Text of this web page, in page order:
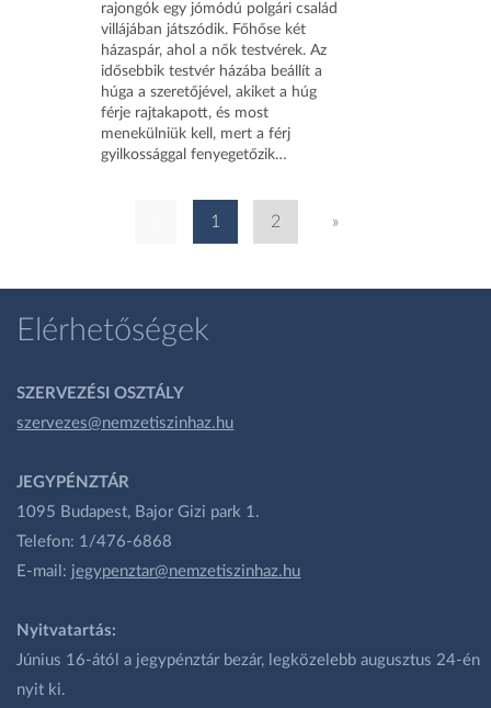
rajongók egy jómódú polgári család
villájában játszódik. Főhőse két
házaspár, ahol a nők testvérek. Az
idősebbik testvér házába beállít a
húga a szeretőjével, akiket a húg
férje rajtakapott, és most
menekülniük kell, mert a férj
gyilkossággal fenyegetőzik…
1 2 »
Elérhetőségek
SZERVEZÉSI OSZTÁLY
szervezes@nemzetiszinhaz.hu
JEGYPÉNZTÁR
1095 Budapest, Bajor Gizi park 1.
Telefon: 1/476-6868
E-mail: jegypenztar@nemzetiszinhaz.hu
Nyitvatartás:
Június 16-ától a jegypénztár bezár, legközelebb augusztus 24-én
nyit ki.